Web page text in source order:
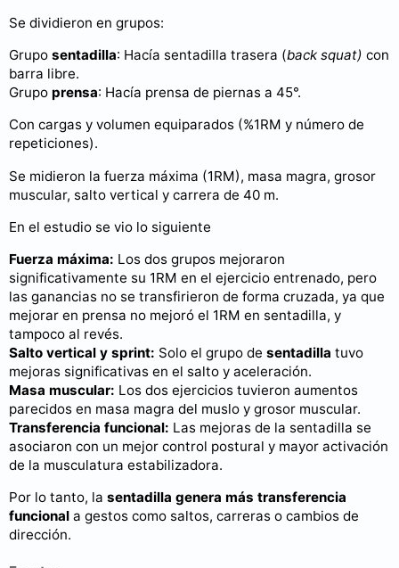
Se dividieron en grupos:
Grupo sentadilla: Hacía sentadilla trasera (back squat) con
barra libre.
Grupo prensa: Hacía prensa de piernas a 45°.
Con cargas y volumen equiparados (%1RM y número de
repeticiones).
Se midieron la fuerza máxima (1RM), masa magra, grosor
muscular, salto vertical y carrera de 40 m.
En el estudio se vio lo siguiente
Fuerza máxima: Los dos grupos mejoraron
significativamente su 1RM en el ejercicio entrenado, pero
las ganancias no se transfirieron de forma cruzada, ya que
mejorar en prensa no mejoró el 1RM en sentadilla, y
tampoco al revés.
Salto vertical y sprint: Solo el grupo de sentadilla tuvo
mejoras significativas en el salto y aceleración.
Masa muscular: Los dos ejercicios tuvieron aumentos
parecidos en masa magra del muslo y grosor muscular.
Transferencia funcional: Las mejoras de la sentadilla se
asociaron con un mejor control postural y mayor activación
de la musculatura estabilizadora.
Por lo tanto, la sentadilla genera más transferencia
funcional a gestos como saltos, carreras o cambios de
dirección.